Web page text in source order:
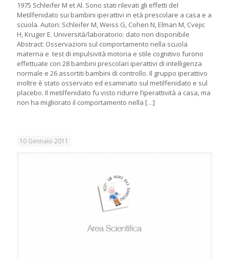
1975 Schleifer M et Al. Sono stati rilevati gli effetti del
Metilfenidato sui bambini iperattivi in età prescolare a casa e a
scuola. Autori: Schleifer M, Weiss G, Cohen N, Elman M, Cvejic
H, Kruger E. Università/laboratorio: dato non disponibile
Abstract: Osservazioni sul comportamento nella scuola
materna e test di impulsività motoria e stile cognitivo furono
effettuate con 28 bambini prescolari iperattivi di intelligenza
normale e 26 assortiti bambini di controllo. Il gruppo iperattivo
inoltre è stato osservato ed esaminato sul metilfenidato e sul
placebo. Il metilfenidato fu visto ridurre l’iperattività a casa, ma
non ha migliorato il comportamento nella […]
10 Gennaio 2011